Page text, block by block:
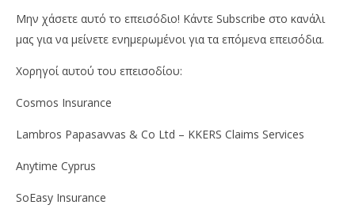
Μην χάσετε αυτό το επεισόδιο! Κάντε Subscribe στο κανάλι
μας για να μείνετε ενημερωμένοι για τα επόμενα επεισόδια.
Χορηγοί αυτού του επεισοδίου:
Cosmos Insurance
Lambros Papasavvas & Co Ltd – KKERS Claims Services
Anytime Cyprus
SoEasy Insurance